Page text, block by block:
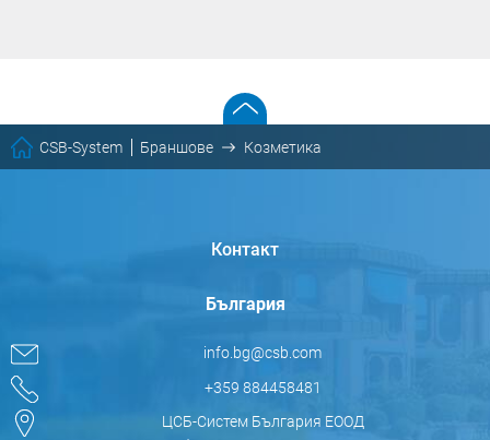
CSB-System Браншове Козметика
Контакт
България
info.bg@csb.com
+359 884458481
ЦСБ-Систем България ЕООД